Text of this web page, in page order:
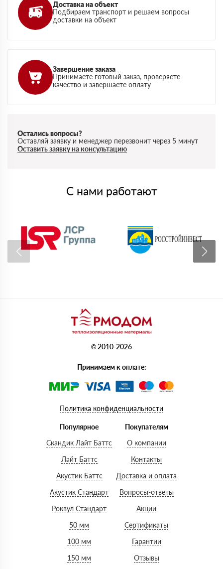
Доставка на объект
Подбираем транспорт и решаем вопросы
доставки на объект
Завершение заказа
Принимаете готовый заказ, проверяете
качество и завершаете оплату
Остались вопросы?
Оставляй заявку и менеджер перезвонит через 5 минут
Оставить заявку на консультацию
С нами работают
© 2010-2026
Принимаем к оплате:
Политика конфиденциальности
Популярное
Скандик Лайт Баттс
Лайт Баттс
Акустик Баттс
Акустик Стандарт
Роквул Стандарт
50 мм
100 мм
150 мм
Покупателям
О компании
Контакты
Доставка и оплата
Вопросы-ответы
Акции
Сертификаты
Гарантии
Отзывы